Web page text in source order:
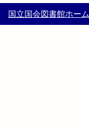
国立国会図書館ホーム